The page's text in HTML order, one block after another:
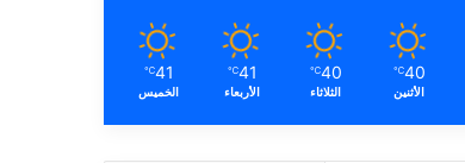
40
℃
الأثنين
40
℃
الثلاثاء
41
℃
الأربعاء
41
℃
الخميس